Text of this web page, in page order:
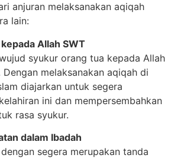
anjuran melaksanakan aqiqah
lain:
Allah SWT
syukur orang tua kepada Allah
melaksanakan aqiqah di
diajarkan untuk segera
ini dan mempersembahkan
rasa syukur.
dalam Ibadah
segera merupakan tanda